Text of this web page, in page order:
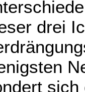
drei
sich